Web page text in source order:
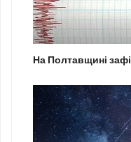
На Полтавщині